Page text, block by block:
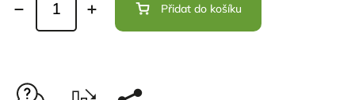
Přidat do košíku